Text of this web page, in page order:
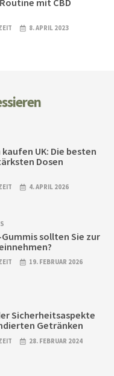
mit CBD
8. APRIL 2023
kaufen UK: Die besten
Dosen
4. APRIL 2026
Gummis sollten Sie zur
19. FEBRUAR 2026
Sicherheitsaspekte
Getränken
28. FEBRUAR 2024